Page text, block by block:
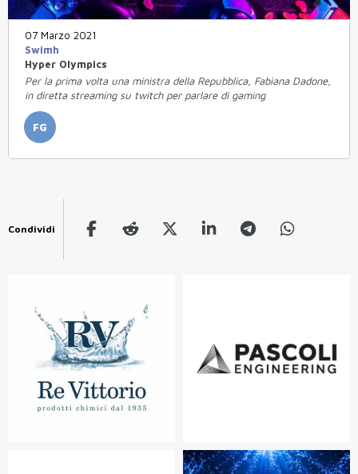
07 Marzo 2021
Swimh
Hyper Olympics
Per la prima volta una ministra della Repubblica, Fabiana Dadone,
in diretta streaming su twitch per parlare di gaming
FG
Condividi